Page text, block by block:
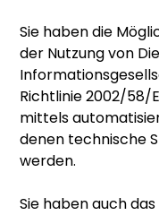
Sie haben die
der Nutzung von
Richtlinie 2002/58/
mittels
denen technische
werden.
Sie haben auch